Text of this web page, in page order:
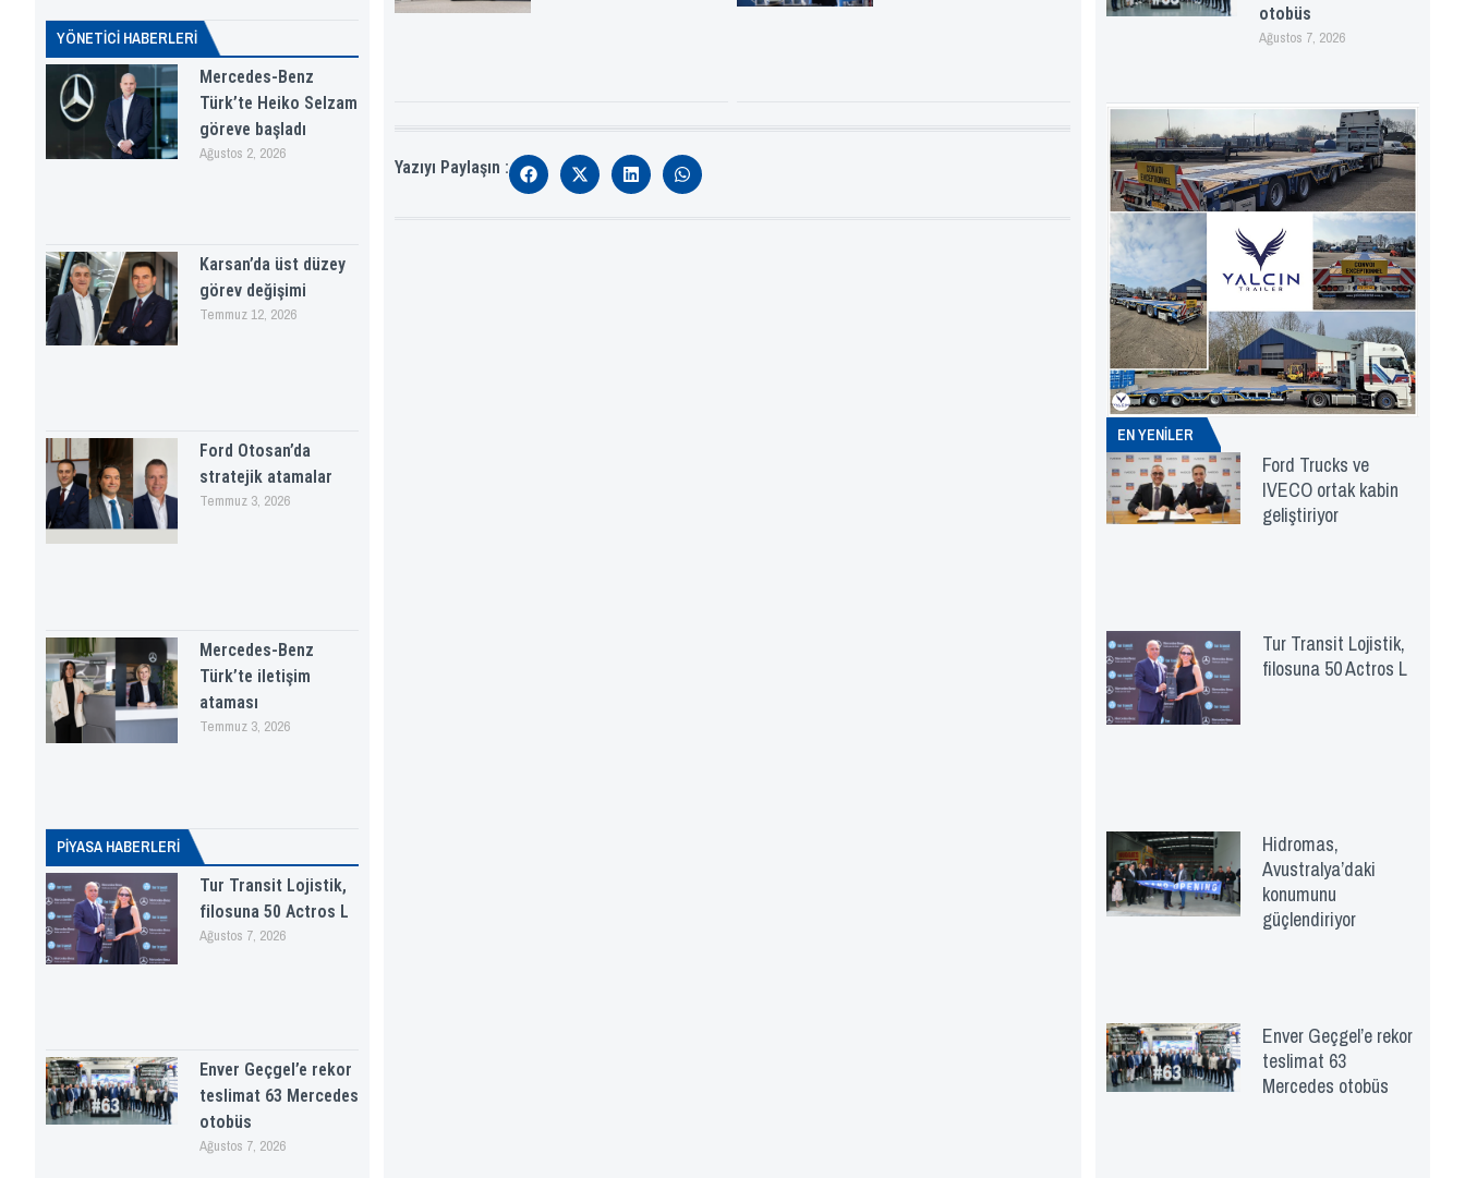
YÖNETICI HABERLERI
Mercedes-Benz
Türk’te Heiko Selzam
göreve başladı
Ağustos 2, 2026
Karsan’da üst düzey
görev değişimi
Temmuz 12, 2026
Ford Otosan’da
stratejik atamalar
Temmuz 3, 2026
Mercedes-Benz
Türk’te iletişim
ataması
Temmuz 3, 2026
PİYASA HABERLERI
Tur Transit Lojistik,
filosuna 50 Actros L
Ağustos 7, 2026
Enver Geçgel’e rekor
teslimat 63 Mercedes
otobüs
Ağustos 7, 2026
Yazıyı Paylaşın :
otobüs
Ağustos 7, 2026
EN YENİLER
Ford Trucks ve
IVECO ortak kabin
geliştiriyor
Tur Transit Lojistik,
filosuna 50 Actros L
Hidromas,
Avustralya’daki
konumunu
güçlendiriyor
Enver Geçgel’e rekor
teslimat 63
Mercedes otobüs